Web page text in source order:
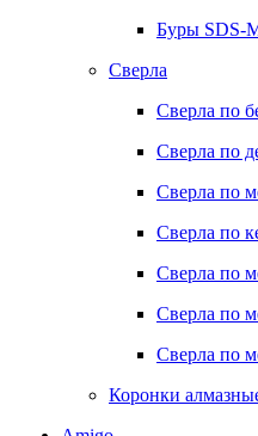
Буры SDS-
Сверла
Сверла по
Сверла по
Сверла по
Сверла по
Сверла по
Сверла по
Сверла по
Коронки